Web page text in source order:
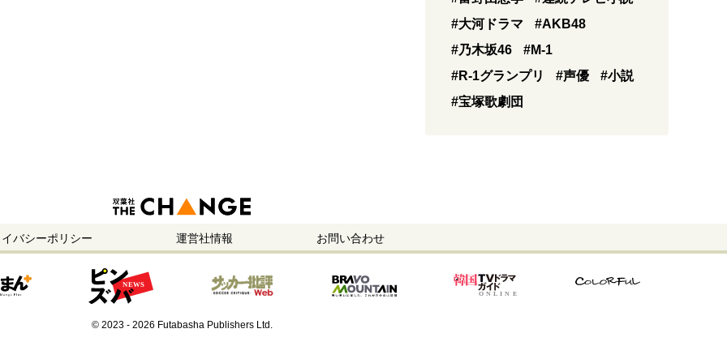
#大河ドラマ
#AKB48
#乃木坂46
#M-1
#R-1グランプリ
#声優
#小説
#宝塚歌劇団
バシーポリシー 運営社情報 お問い合わせ
© 2023 - 2026 Futabasha Publishers Ltd.